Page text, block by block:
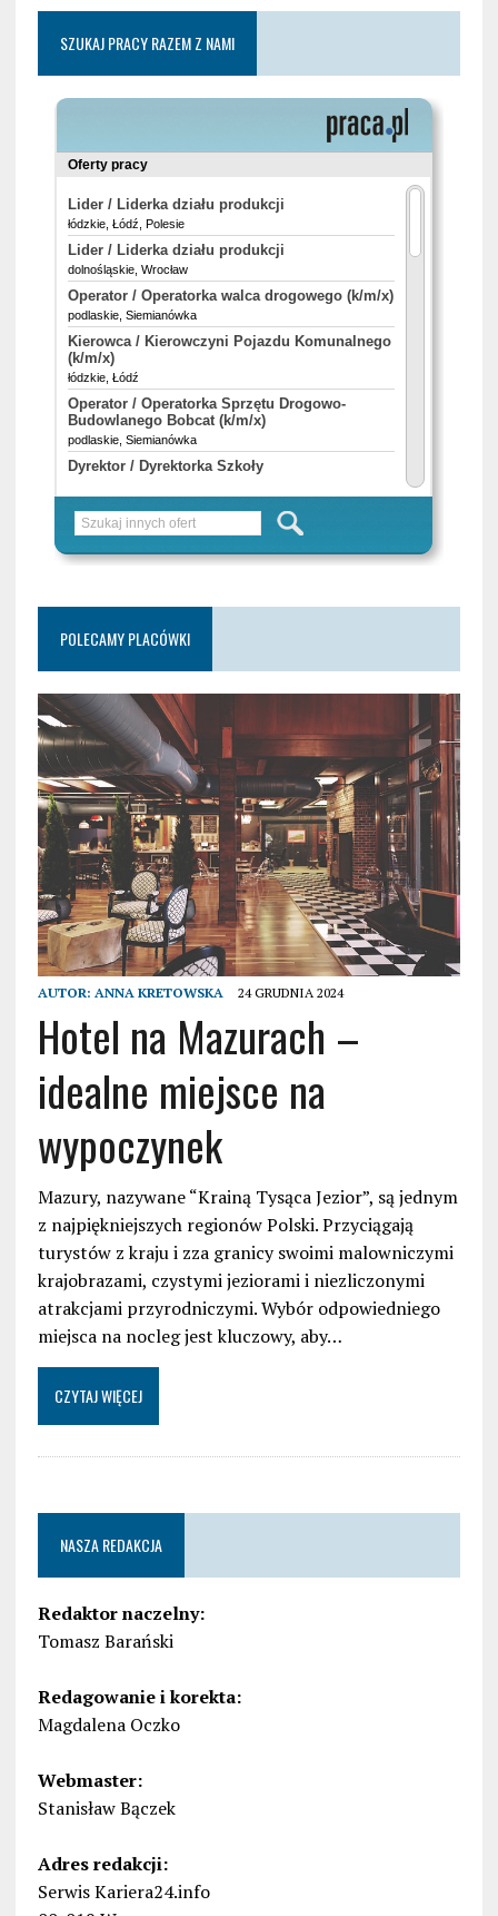
SZUKAJ PRACY RAZEM Z NAMI
POLECAMY PLACÓWKI
AUTOR: ANNA KRETOWSKA 24 GRUDNIA 2024
Hotel na Mazurach –
idealne miejsce na
wypoczynek
Mazury, nazywane “Krainą Tysąca Jezior”, są jednym
z najpiękniejszych regionów Polski. Przyciągają
turystów z kraju i zza granicy swoimi malowniczymi
krajobrazami, czystymi jeziorami i niezliczonymi
atrakcjami przyrodniczymi. Wybór odpowiedniego
miejsca na nocleg jest kluczowy, aby…
CZYTAJ WIĘCEJ
NASZA REDAKCJA
Redaktor naczelny:
Tomasz Barański
Redagowanie i korekta:
Magdalena Oczko
Webmaster:
Stanisław Bączek
Adres redakcji:
Serwis Kariera24.info